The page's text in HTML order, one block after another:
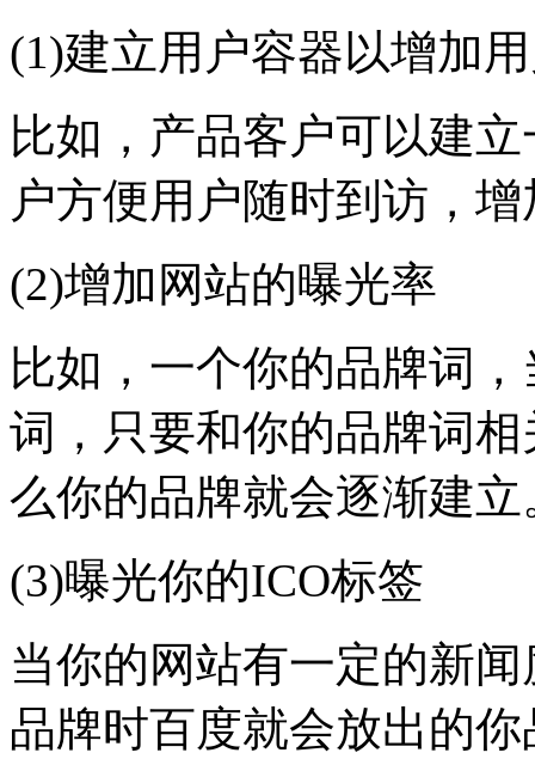
(1)建立用户容器以增加
比如，产品客户可以建
户方便用户随时到访，
(2)增加网站的曝光率
比如，一个你的品牌词
词，只要和你的品牌词
么你的品牌就会逐渐建立
(3)曝光你的ICO标签
当你的网站有一定的新
品牌时百度就会放出的